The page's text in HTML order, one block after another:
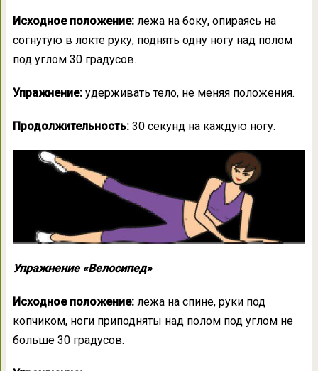
Исходное положение:лежа на боку, опираясь на
согнутую в локте руку, поднять одну ногу над полом
под углом 30 градусов.
Упражнение:удерживать тело, не меняя положения.
Продолжительность:30 секунд на каждую ногу.
Упражнение «Велосипед»
Исходное положение:лежа на спине, руки под
копчиком, ноги приподняты над полом под углом не
больше 30 градусов.